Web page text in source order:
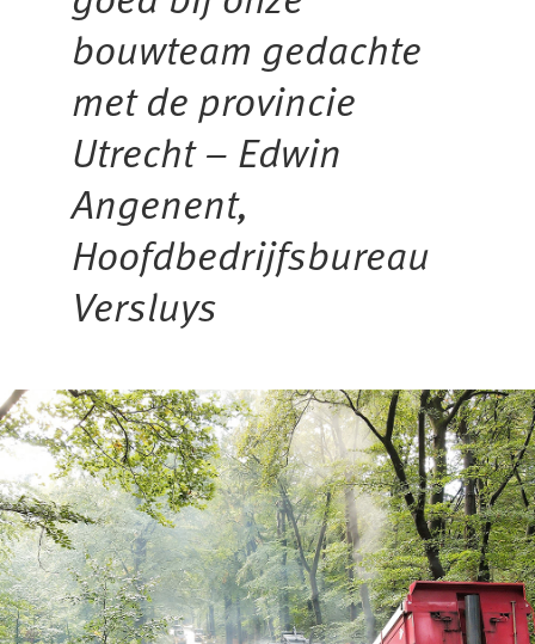
bouwteam gedachte
met de provincie
Utrecht – Edwin
Angenent,
Hoofdbedrijfsbureau
Versluys